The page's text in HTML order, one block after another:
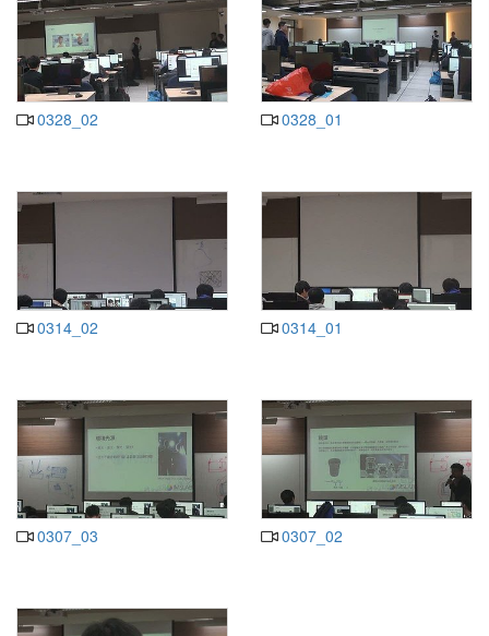
0328_02 0328_01
0314_02 0314_01
0307_03 0307_02